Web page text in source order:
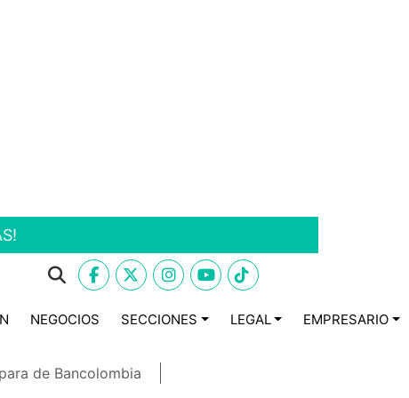
NEGOCIOS SECCIONES LEGAL EMPRESARIO
de Bancolombia